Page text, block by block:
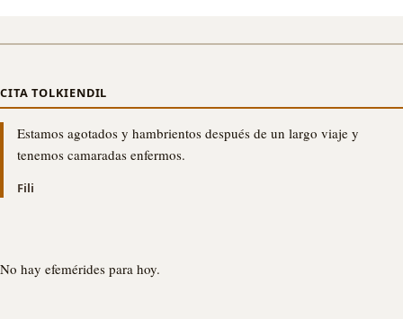
CITA TOLKIENDIL
Estamos agotados y hambrientos después de un largo viaje y
tenemos camaradas enfermos.
Fili
No hay efemérides para hoy.